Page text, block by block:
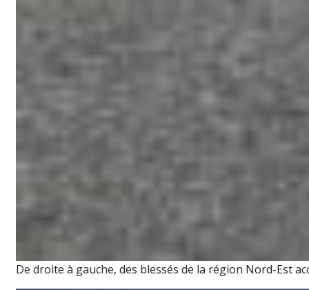
De droite à gauche, des blessés de la région Nord-Est